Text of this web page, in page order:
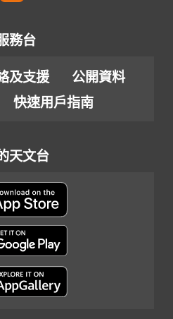
務台
及支援
公開資料
快速用戶指南
天文台